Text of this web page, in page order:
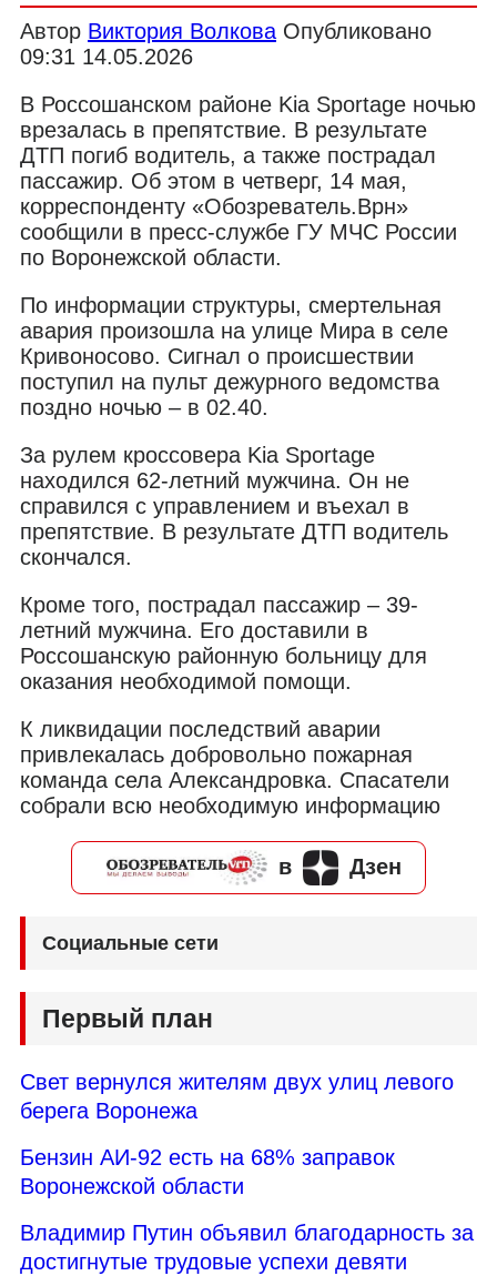
Автор Виктория Волкова Опубликовано
09:31 14.05.2026
В Россошанском районе Kia Sportage ночью
врезалась в препятствие. В результате
ДТП погиб водитель, а также пострадал
пассажир. Об этом в четверг, 14 мая,
корреспонденту «Обозреватель.Врн»
сообщили в пресс-службе ГУ МЧС России
по Воронежской области.
По информации структуры, смертельная
авария произошла на улице Мира в селе
Кривоносово. Сигнал о происшествии
поступил на пульт дежурного ведомства
поздно ночью – в 02.40.
За рулем кроссовера Kia Sportage
находился 62-летний мужчина. Он не
справился с управлением и въехал в
препятствие. В результате ДТП водитель
скончался.
Кроме того, пострадал пассажир – 39-
летний мужчина. Его доставили в
Россошанскую районную больницу для
оказания необходимой помощи.
К ликвидации последствий аварии
привлекалась добровольно пожарная
команда села Александровка. Спасатели
собрали всю необходимую информацию
в Дзен
Социальные сети
Первый план
Свет вернулся жителям двух улиц левого
берега Воронежа
Бензин АИ-92 есть на 68% заправок
Воронежской области
Владимир Путин объявил благодарность за
достигнутые трудовые успехи девяти